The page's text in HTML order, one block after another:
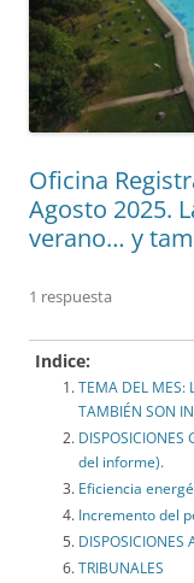
Oficina
Agosto 2025.
verano… y
1 respuesta
Indice:
TEMA DEL MES:
TAMBIÉN SON
del informe).
Eficiencia
Incremento del
DISPOSICIONES
TRIBUNALES